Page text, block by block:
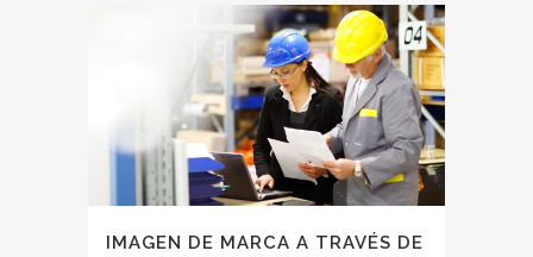
IMAGEN DE MARCA A TRAVÉS DE